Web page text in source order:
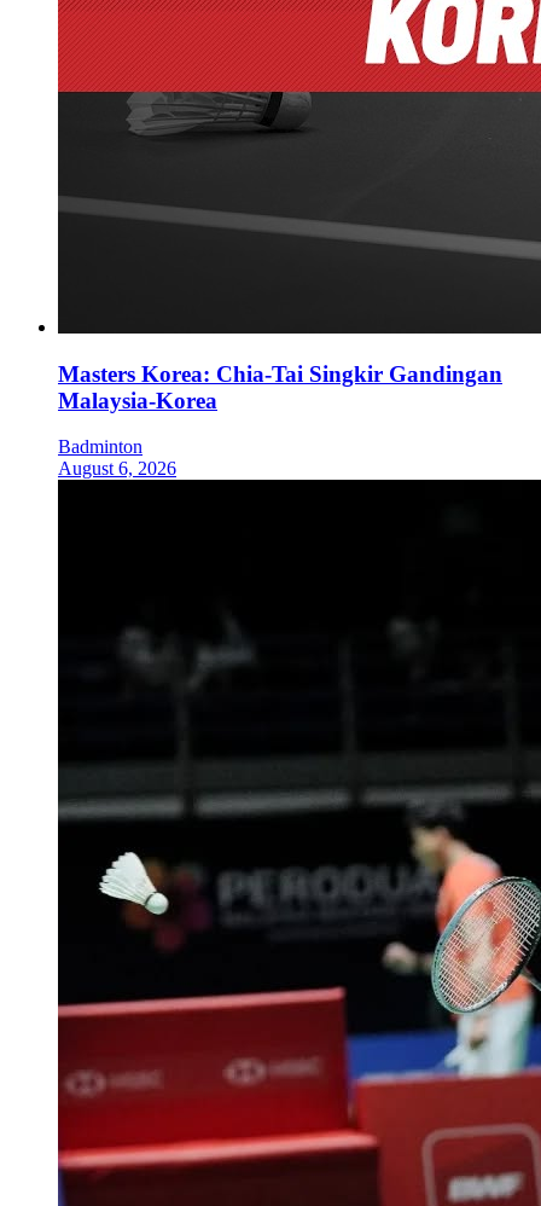
Masters Korea: Chia-Tai Singkir Gandingan
Malaysia-Korea
Badminton
August 6, 2026